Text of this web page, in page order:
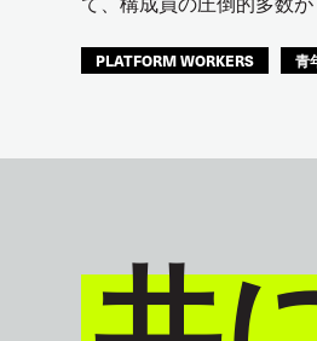
PLATFORM WORKERS 青